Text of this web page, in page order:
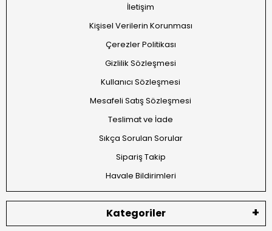
İletişim
Kişisel Verilerin Korunması
Çerezler Politikası
Gizlilik Sözleşmesi
Kullanıcı Sözleşmesi
Mesafeli Satış Sözleşmesi
Teslimat ve İade
Sıkça Sorulan Sorular
Sipariş Takip
Havale Bildirimleri
Kategoriler